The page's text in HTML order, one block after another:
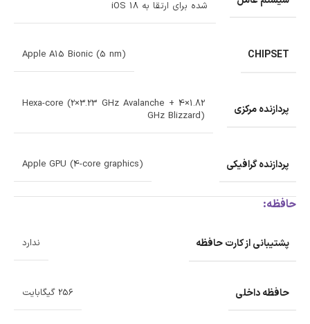
شده برای ارتقا به iOS 18
CHIPSET
Apple A15 Bionic (5 nm)
پردازنده‌ مرکزی
Hexa-core (2×3.23 GHz Avalanche + 4×1.82
GHz Blizzard)
پردازنده‌ گرافیکی Apple GPU (4-core graphics)
حافظه:
پشتیبانی از کارت حافظه ندارد
حافظه داخلی 256 گیگابایت